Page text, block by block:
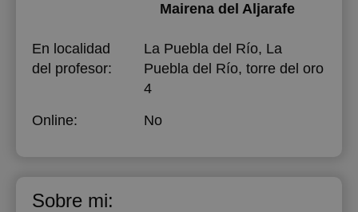
Mairena del Aljarafe
En localidad
del profesor:
La Puebla del Río, La
Puebla del Río, torre del oro
4
Online:
No
Sobre mi: